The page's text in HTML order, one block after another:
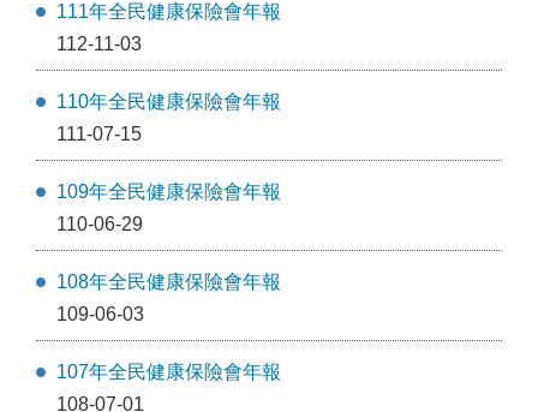
111年全民健康保險會年報
112-11-03
110年全民健康保險會年報
111-07-15
109年全民健康保險會年報
110-06-29
108年全民健康保險會年報
109-06-03
107年全民健康保險會年報
108-07-01